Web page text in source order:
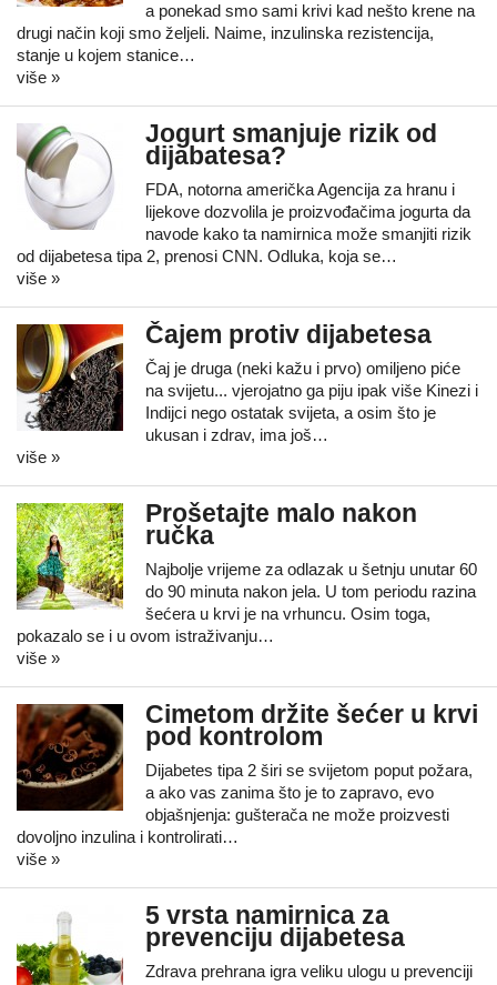
a ponekad smo sami krivi kad nešto krene na
drugi način koji smo željeli. Naime, inzulinska rezistencija,
stanje u kojem stanice…
više »
Jogurt smanjuje rizik od
dijabatesa?
FDA, notorna američka Agencija za hranu i
lijekove dozvolila je proizvođačima jogurta da
navode kako ta namirnica može smanjiti rizik
od dijabetesa tipa 2, prenosi CNN. Odluka, koja se…
više »
Čajem protiv dijabetesa
Čaj je druga (neki kažu i prvo) omiljeno piće
na svijetu... vjerojatno ga piju ipak više Kinezi i
Indijci nego ostatak svijeta, a osim što je
ukusan i zdrav, ima još…
više »
Prošetajte malo nakon
ručka
Najbolje vrijeme za odlazak u šetnju unutar 60
do 90 minuta nakon jela. U tom periodu razina
šećera u krvi je na vrhuncu. Osim toga,
pokazalo se i u ovom istraživanju…
više »
Cimetom držite šećer u krvi
pod kontrolom
Dijabetes tipa 2 širi se svijetom poput požara,
a ako vas zanima što je to zapravo, evo
objašnjenja: gušterača ne može proizvesti
dovoljno inzulina i kontrolirati…
više »
5 vrsta namirnica za
prevenciju dijabetesa
Zdrava prehrana igra veliku ulogu u prevenciji